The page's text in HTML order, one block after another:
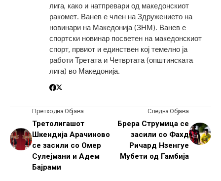
лига, како и натпревари од македонскиот
ракомет. Ванев е член на Здружението на
новинари на Македонија (ЗНМ). Ванев е
спортски новинар посветен на македонскиот
спорт, првиот и единствен кој темелно ја
работи Третата и Четвртата (општинската
лига) во Македонија.
Претходна Објава
Третолигашот
Шкендија Арачиново
се засили со Омер
Сулејмани и Адем
Бајрами
Следна Објава
Брера Струмица се
засили со Фахд
Ричард Нзенгуе
Мубети од Гамбија